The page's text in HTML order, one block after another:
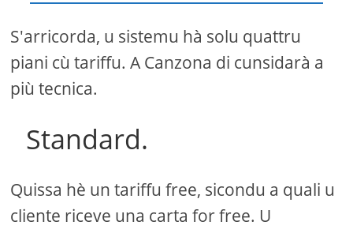
S'arricorda, u sistemu hà solu quattru
piani cù tariffu. A Canzona di cunsidarà a
più tecnica.
Standard.
Quissa hè un tariffu free, sicondu a quali u
cliente riceve una carta for free. U